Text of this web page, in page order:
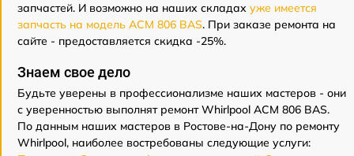
запчастей. И возможно на наших складах уже имеется
запчасть на модель ACM 806 BAS. При заказе ремонта на
сайте - предоставляется скидка -25%.
Знаем свое дело
Будьте уверены в профессионализме наших мастеров - они
с уверенностью выполнят ремонт Whirlpool ACM 806 BAS.
По данным наших мастеров в Ростове-на-Дону по ремонту
Whirlpool, наиболее востребованы следующие услуги: